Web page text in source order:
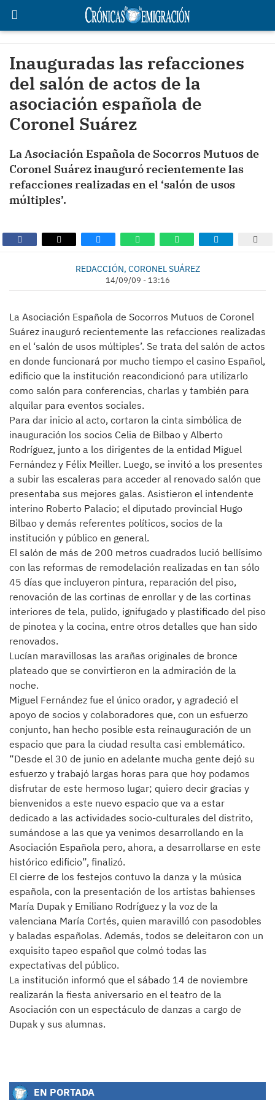
Inauguradas las refacciones
del salón de actos de la
asociación española de
Coronel Suárez
La Asociación Española de Socorros Mutuos de
Coronel Suárez inauguró recientemente las
refacciones realizadas en el ‘salón de usos
múltiples’.
REDACCIÓN, CORONEL SUÁREZ
14/09/09 - 13:16
La Asociación Española de Socorros Mutuos de Coronel
Suárez inauguró recientemente las refacciones realizadas
en el ‘salón de usos múltiples’. Se trata del salón de actos
en donde funcionará por mucho tiempo el casino Español,
edificio que la institución reacondicionó para utilizarlo
como salón para conferencias, charlas y también para
alquilar para eventos sociales.
Para dar inicio al acto, cortaron la cinta simbólica de
inauguración los socios Celia de Bilbao y Alberto
Rodríguez, junto a los dirigentes de la entidad Miguel
Fernández y Félix Meiller. Luego, se invitó a los presentes
a subir las escaleras para acceder al renovado salón que
presentaba sus mejores galas. Asistieron el intendente
interino Roberto Palacio; el diputado provincial Hugo
Bilbao y demás referentes políticos, socios de la
institución y público en general.
El salón de más de 200 metros cuadrados lució bellísimo
con las reformas de remodelación realizadas en tan sólo
45 días que incluyeron pintura, reparación del piso,
renovación de las cortinas de enrollar y de las cortinas
interiores de tela, pulido, ignifugado y plastificado del piso
de pinotea y la cocina, entre otros detalles que han sido
renovados.
Lucían maravillosas las arañas originales de bronce
plateado que se convirtieron en la admiración de la
noche.
Miguel Fernández fue el único orador, y agradeció el
apoyo de socios y colaboradores que, con un esfuerzo
conjunto, han hecho posible esta reinauguración de un
espacio que para la ciudad resulta casi emblemático.
“Desde el 30 de junio en adelante mucha gente dejó su
esfuerzo y trabajó largas horas para que hoy podamos
disfrutar de este hermoso lugar; quiero decir gracias y
bienvenidos a este nuevo espacio que va a estar
dedicado a las actividades socio-culturales del distrito,
sumándose a las que ya venimos desarrollando en la
Asociación Española pero, ahora, a desarrollarse en este
histórico edificio”, finalizó.
El cierre de los festejos contuvo la danza y la música
española, con la presentación de los artistas bahienses
María Dupak y Emiliano Rodríguez y la voz de la
valenciana María Cortés, quien maravilló con pasodobles
y baladas españolas. Además, todos se deleitaron con un
exquisito tapeo español que colmó todas las
expectativas del público.
La institución informó que el sábado 14 de noviembre
realizarán la fiesta aniversario en el teatro de la
Asociación con un espectáculo de danzas a cargo de
Dupak y sus alumnas.
EN PORTADA